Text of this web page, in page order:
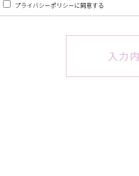
プライバシーポリシーに同意する